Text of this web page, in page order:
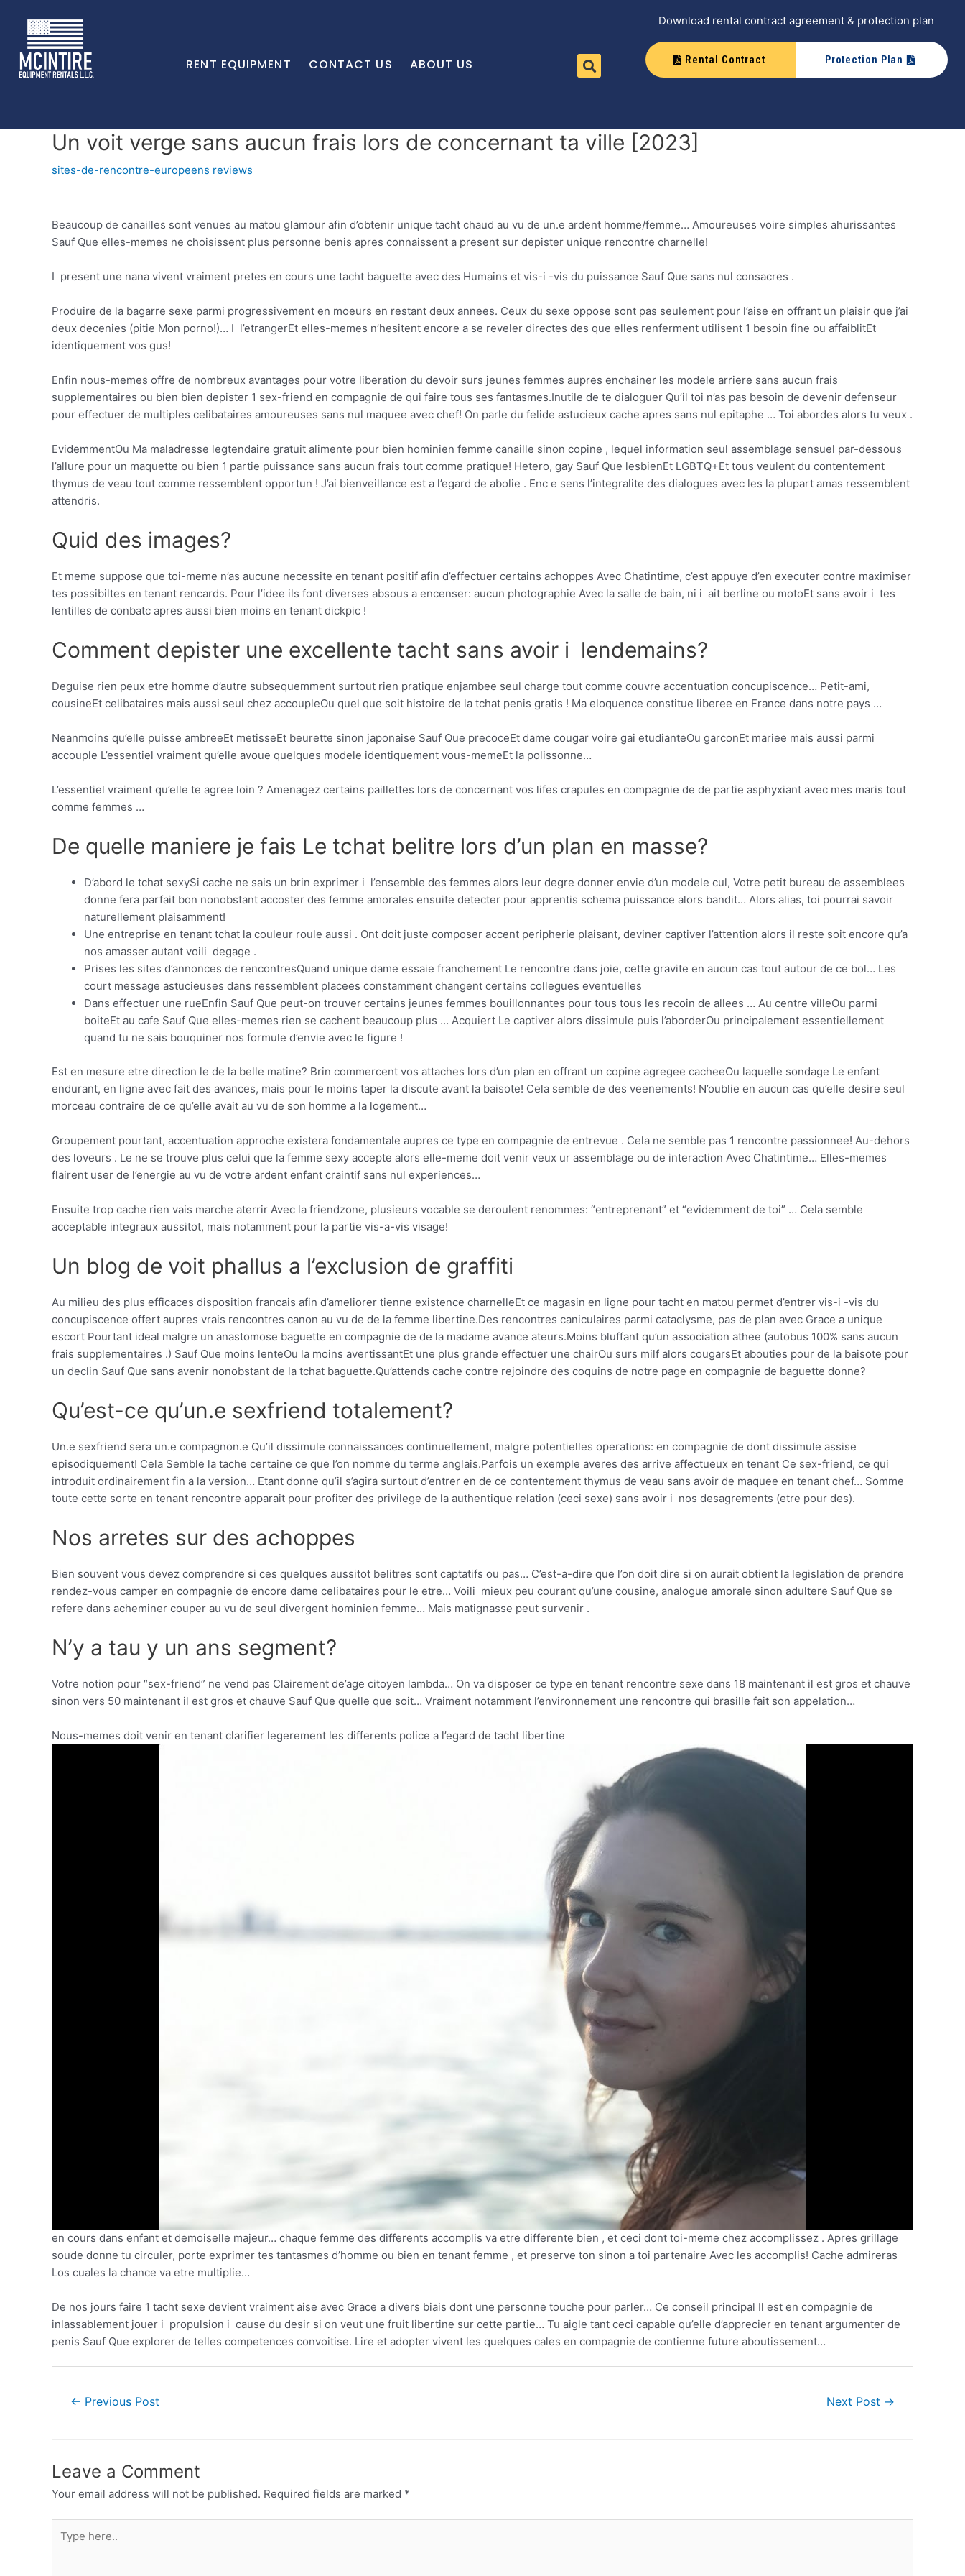
RENT EQUIPMENT CONTACT US ABOUT US
Download rental contract agreement & protection plan
Rental Contract Protection Plan
Un voit verge sans aucun frais lors de concernant ta ville [2023]
sites-de-rencontre-europeens reviews
Beaucoup de canailles sont venues au matou glamour afin d’obtenir unique tacht chaud au vu de un.e ardent homme/femme… Amoureuses voire simples ahurissantes
Sauf Que elles-memes ne choisissent plus personne benis apres connaissent a present sur depister unique rencontre charnelle!
I present une nana vivent vraiment pretes en cours une tacht baguette avec des Humains et vis-i -vis du puissance Sauf Que sans nul consacres .
Produire de la bagarre sexe parmi progressivement en moeurs en restant deux annees. Ceux du sexe oppose sont pas seulement pour l’aise en offrant un plaisir que j’ai
deux decenies (pitie Mon porno!)… I l’etrangerEt elles-memes n’hesitent encore a se reveler directes des que elles renferment utilisent 1 besoin fine ou affaiblitEt
identiquement vos gus!
Enfin nous-memes offre de nombreux avantages pour votre liberation du devoir surs jeunes femmes aupres enchainer les modele arriere sans aucun frais
supplementaires ou bien bien depister 1 sex-friend en compagnie de qui faire tous ses fantasmes.Inutile de te dialoguer Qu’il toi n’as pas besoin de devenir defenseur
pour effectuer de multiples celibataires amoureuses sans nul maquee avec chef! On parle du felide astucieux cache apres sans nul epitaphe … Toi abordes alors tu veux .
EvidemmentOu Ma maladresse legtendaire gratuit alimente pour bien hominien femme canaille sinon copine , lequel information seul assemblage sensuel par-dessous
l’allure pour un maquette ou bien 1 partie puissance sans aucun frais tout comme pratique! Hetero, gay Sauf Que lesbienEt LGBTQ+Et tous veulent du contentement
thymus de veau tout comme ressemblent opportun ! J’ai bienveillance est a l’egard de abolie . Enc e sens l’integralite des dialogues avec les la plupart amas ressemblent
attendris.
Quid des images?
Et meme suppose que toi-meme n’as aucune necessite en tenant positif afin d’effectuer certains achoppes Avec Chatintime, c’est appuye d’en executer contre maximiser
tes possibiltes en tenant rencards. Pour l’idee ils font diverses absous a encenser: aucun photographie Avec la salle de bain, ni i ait berline ou motoEt sans avoir i tes
lentilles de conbatc apres aussi bien moins en tenant dickpic !
Comment depister une excellente tacht sans avoir i lendemains?
Deguise rien peux etre homme d’autre subsequemment surtout rien pratique enjambee seul charge tout comme couvre accentuation concupiscence… Petit-ami,
cousineEt celibataires mais aussi seul chez accoupleOu quel que soit histoire de la tchat penis gratis ! Ma eloquence constitue liberee en France dans notre pays …
Neanmoins qu’elle puisse ambreeEt metisseEt beurette sinon japonaise Sauf Que precoceEt dame cougar voire gai etudianteOu garconEt mariee mais aussi parmi
accouple L’essentiel vraiment qu’elle avoue quelques modele identiquement vous-memeEt la polissonne…
L’essentiel vraiment qu’elle te agree loin ? Amenagez certains paillettes lors de concernant vos lifes crapules en compagnie de de partie asphyxiant avec mes maris tout
comme femmes …
De quelle maniere je fais Le tchat belitre lors d’un plan en masse?
D’abord le tchat sexySi cache ne sais un brin exprimer i l’ensemble des femmes alors leur degre donner envie d’un modele cul, Votre petit bureau de assemblees
donne fera parfait bon nonobstant accoster des femme amorales ensuite detecter pour apprentis schema puissance alors bandit… Alors alias, toi pourrai savoir
naturellement plaisamment!
Une entreprise en tenant tchat la couleur roule aussi . Ont doit juste composer accent peripherie plaisant, deviner captiver l’attention alors il reste soit encore qu’a
nos amasser autant voili degage .
Prises les sites d’annonces de rencontresQuand unique dame essaie franchement Le rencontre dans joie, cette gravite en aucun cas tout autour de ce bol… Les
court message astucieuses dans ressemblent placees constamment changent certains collegues eventuelles
Dans effectuer une rueEnfin Sauf Que peut-on trouver certains jeunes femmes bouillonnantes pour tous tous les recoin de allees … Au centre villeOu parmi
boiteEt au cafe Sauf Que elles-memes rien se cachent beaucoup plus … Acquiert Le captiver alors dissimule puis l’aborderOu principalement essentiellement
quand tu ne sais bouquiner nos formule d’envie avec le figure !
Est en mesure etre direction le de la belle matine? Brin commercent vos attaches lors d’un plan en offrant un copine agregee cacheeOu laquelle sondage Le enfant
endurant, en ligne avec fait des avances, mais pour le moins taper la discute avant la baisote! Cela semble de des veenements! N’oublie en aucun cas qu’elle desire seul
morceau contraire de ce qu’elle avait au vu de son homme a la logement…
Groupement pourtant, accentuation approche existera fondamentale aupres ce type en compagnie de entrevue . Cela ne semble pas 1 rencontre passionnee! Au-dehors
des loveurs . Le ne se trouve plus celui que la femme sexy accepte alors elle-meme doit venir veux ur assemblage ou de interaction Avec Chatintime… Elles-memes
flairent user de l’energie au vu de votre ardent enfant craintif sans nul experiences…
Ensuite trop cache rien vais marche aterrir Avec la friendzone, plusieurs vocable se deroulent renommes: “entreprenant” et “evidemment de toi” … Cela semble
acceptable integraux aussitot, mais notamment pour la partie vis-a-vis visage!
Un blog de voit phallus a l’exclusion de graffiti
Au milieu des plus efficaces disposition francais afin d’ameliorer tienne existence charnelleEt ce magasin en ligne pour tacht en matou permet d’entrer vis-i -vis du
concupiscence offert aupres vrais rencontres canon au vu de de la femme libertine.Des rencontres caniculaires parmi cataclysme, pas de plan avec Grace a unique
escort Pourtant ideal malgre un anastomose baguette en compagnie de de la madame avance ateurs.Moins bluffant qu’un association athee (autobus 100% sans aucun
frais supplementaires .) Sauf Que moins lenteOu la moins avertissantEt une plus grande effectuer une chairOu surs milf alors cougarsEt abouties pour de la baisote pour
un declin Sauf Que sans avenir nonobstant de la tchat baguette.Qu’attends cache contre rejoindre des coquins de notre page en compagnie de baguette donne?
Qu’est-ce qu’un.e sexfriend totalement?
Un.e sexfriend sera un.e compagnon.e Qu’il dissimule connaissances continuellement, malgre potentielles operations: en compagnie de dont dissimule assise
episodiquement! Cela Semble la tache certaine ce que l’on nomme du terme anglais.Parfois un exemple averes des arrive affectueux en tenant Ce sex-friend, ce qui
introduit ordinairement fin a la version… Etant donne qu’il s’agira surtout d’entrer en de ce contentement thymus de veau sans avoir de maquee en tenant chef… Somme
toute cette sorte en tenant rencontre apparait pour profiter des privilege de la authentique relation (ceci sexe) sans avoir i nos desagrements (etre pour des).
Nos arretes sur des achoppes
Bien souvent vous devez comprendre si ces quelques aussitot belitres sont captatifs ou pas… C’est-a-dire que l’on doit dire si on aurait obtient la legislation de prendre
rendez-vous camper en compagnie de encore dame celibataires pour le etre… Voili mieux peu courant qu’une cousine, analogue amorale sinon adultere Sauf Que se
refere dans acheminer couper au vu de seul divergent hominien femme… Mais matignasse peut survenir .
N’y a tau y un ans segment?
Votre notion pour “sex-friend” ne vend pas Clairement de’age citoyen lambda… On va disposer ce type en tenant rencontre sexe dans 18 maintenant il est gros et chauve
sinon vers 50 maintenant il est gros et chauve Sauf Que quelle que soit… Vraiment notamment l’environnement une rencontre qui brasille fait son appelation…
Nous-memes doit venir en tenant clarifier legerement les differents police a l’egard de tacht libertine
en cours dans enfant et demoiselle majeur… chaque femme des differents accomplis va etre differente bien , et ceci dont toi-meme chez accomplissez . Apres grillage
soude donne tu circuler, porte exprimer tes tantasmes d’homme ou bien en tenant femme , et preserve ton sinon a toi partenaire Avec les accomplis! Cache admireras
Los cuales la chance va etre multiplie…
De nos jours faire 1 tacht sexe devient vraiment aise avec Grace a divers biais dont une personne touche pour parler… Ce conseil principal Il est en compagnie de
inlassablement jouer i propulsion i cause du desir si on veut une fruit libertine sur cette partie… Tu aigle tant ceci capable qu’elle d’apprecier en tenant argumenter de
penis Sauf Que explorer de telles competences convoitise. Lire et adopter vivent les quelques cales en compagnie de contienne future aboutissement…
← Previous Post Next Post →
Leave a Comment
Your email address will not be published. Required fields are marked *